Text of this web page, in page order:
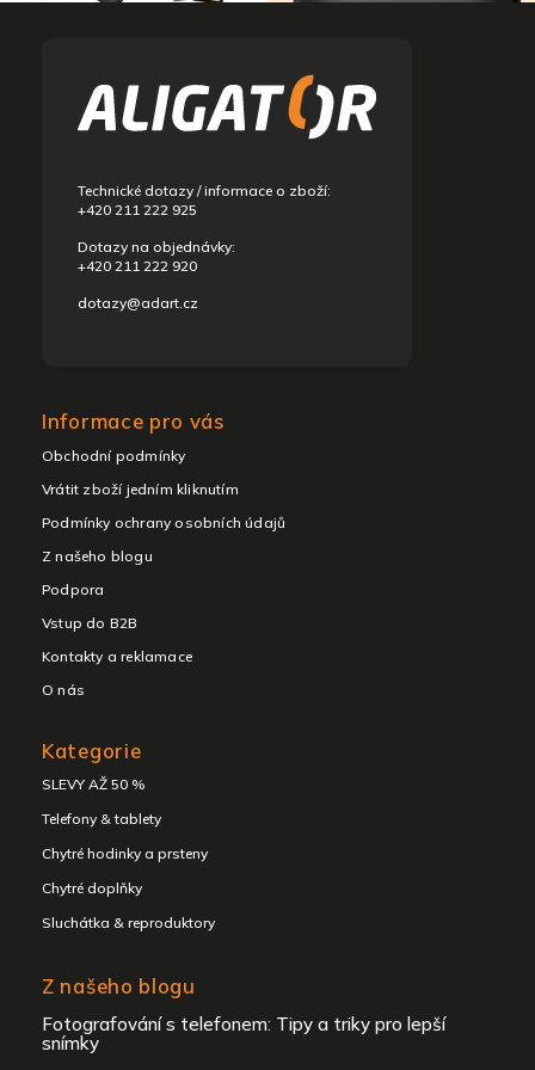
Technické dotazy / informace o zboží:
+420 211 222 925
Dotazy na objednávky:
+420 211 222 920
dotazy@adart.cz
Informace pro vás
Obchodní podmínky
Vrátit zboží jedním kliknutím
Podmínky ochrany osobních údajů
Z našeho blogu
Podpora
Vstup do B2B
Kontakty a reklamace
O nás
Kategorie
SLEVY AŽ 50 %
Telefony & tablety
Chytré hodinky a prsteny
Chytré doplňky
Sluchátka & reproduktory
Z našeho blogu
Fotografování s telefonem: Tipy a triky pro lepší
snímky